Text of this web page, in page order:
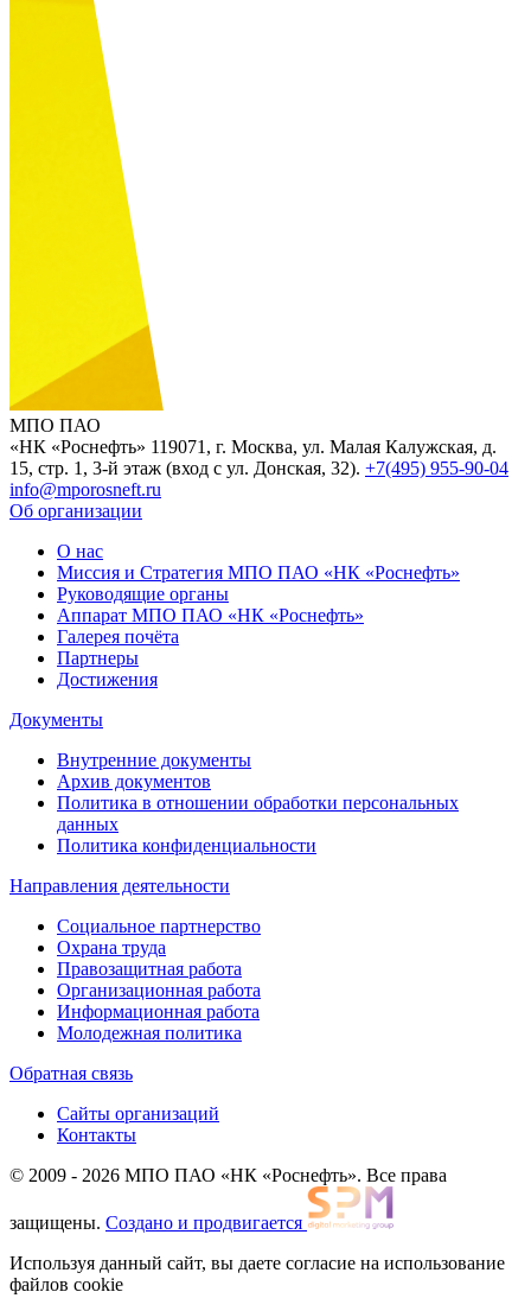
МПО ПАО
«НК «Роснефть» 119071, г. Москва, ул. Малая Калужская, д.
15, стр. 1, 3-й этаж (вход с ул. Донская, 32). +7(495) 955-90-04
info@mporosneft.ru
Об организации
О нас
Миссия и Стратегия МПО ПАО «НК «Роснефть»
Руководящие органы
Аппарат МПО ПАО «НК «Роснефть»
Галерея почёта
Партнеры
Достижения
Документы
Внутренние документы
Архив документов
Политика в отношении обработки персональных
данных
Политика конфиденциальности
Направления деятельности
Социальное партнерство
Охрана труда
Правозащитная работа
Организационная работа
Информационная работа
Молодежная политика
Обратная связь
Сайты организаций
Контакты
© 2009 - 2026 МПО ПАО «НК «Роснефть». Все права
защищены. Создано и продвигается
Используя данный сайт, вы даете согласие на использование
файлов cookie